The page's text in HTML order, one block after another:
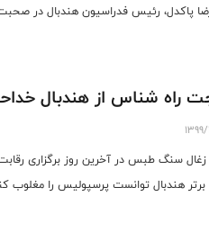
پاکدل، رئیس فدراسیون هندبال در
راه شناس از هندبال
سنگ طبس در آخرین روز برگزاری
هندبال توانست پرسپولیس را مغلوب